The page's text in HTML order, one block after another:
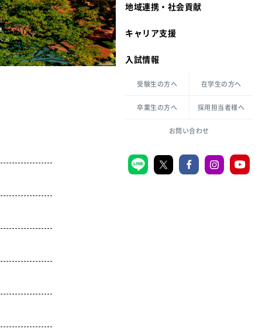
カリキュラム・ポリシー
倫理憲章
ハラスメントの防止
共生のための多様性宣言
生活文化デザイン学科
一般教育課程
大学祭
キャンパスメンバーズ
教職センター
学芸員課程
図書館司書課程
キリスト教文化研究所
生活環境科学研究所
地域連携・社会貢献
カリキュラム・入室方法
キャリア支援
入試情報
受験生の方へ 在学生の方へ
卒業生の方へ 採用担当者様へ
お問い合わせ